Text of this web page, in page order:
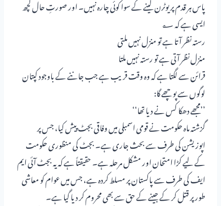
پاس ہر قدم پر یوٹرن لینے کے سوا کوئی چارہ نہیں۔ اور صورتِ حال کچھ
ایسی ہے کہ ؂
رستہ نظر آتا ہے تو منزل نہیں ملتی
منزل نظر آتی ہے تو رستہ نہیں ملتا
قرائن سے لگتا ہے کہ وہ وقت قریب ہے جب جاننے کے باوجود کپتان
لوگوں سے پوچھے گا:
’’مجھے دھکا کس نے دیا تھا‘‘
گزشتہ ماہ حکومت نے قومی اسمبلی میں وفاقی بجٹ پیش کیا، جس پر
اپوزیشن کی طرف سے بحث جاری ہے۔ بجٹ کی منظوری حکومت
کے لیے کڑا امتحان اور مشکل مرحلہ ہے۔ حقیقتاً ہے کہ یہ بجٹ آئی ایم
ایف کی طرف سے پاکستان پر مسلط کردہ ہے، جس میں عوام کو معاشی
طور پر قتل کر کے جینے کے حق سے بھی محروم کر دیا گیا ہے۔